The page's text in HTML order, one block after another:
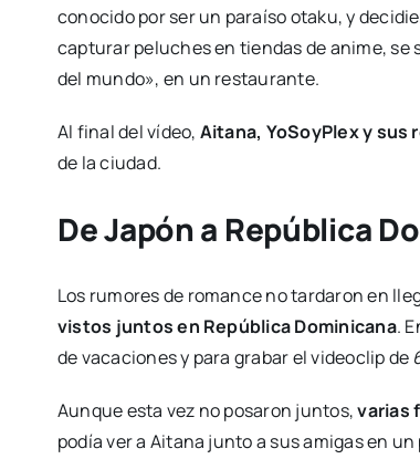
conocido por ser un paraíso otaku, y
capturar peluches en tiendas de anime,
del mundo», en un restaurante.
Al final del vídeo, Aitana, YoSoyPlex y
de la ciudad.
De Japón a República
Los rumores de romance no tardaron en
vistos juntos en República Dominicana.
de vacaciones y para grabar el videoclip de
Aunque esta vez no posaron juntos,varias
podía ver a Aitana junto a sus amigas en